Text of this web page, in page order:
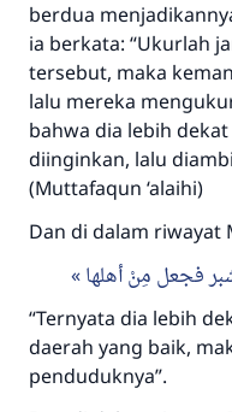
berdua
ia berkata: “Ukurlah
tersebut, maka
lalu mereka
bahwa dia lebih
diinginkan, lalu
(Muttafaqun ‘alaihi)
Dan di dalam riwayat
فجعل مِنْ أهلها
“Ternyata dia lebih
daerah yang baik,
penduduknya”.